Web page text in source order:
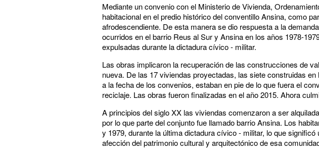
Mediante un convenio con el Ministerio de Vivienda,
habitacional en el predio histórico del conventillo Ansina, como
afrodescendiente. De esta manera se dio respuesta a la
ocurridos en el barrio Reus al Sur y Ansina en los años 1978-
expulsadas durante la dictadura cívico - militar.
Las obras implicaron la recuperación de las construcciones de
nueva. De las 17 viviendas proyectadas, las siete construidas
a la fecha de los convenios, estaban en pie de lo que fuera el
reciclaje. Las obras fueron finalizadas en el año 2015. Ahora
A principios del siglo XX las viviendas comenzaron a ser
por lo que parte del conjunto fue llamado barrio Ansina. Los
y 1979, durante la última dictadura cívico - militar, lo que
afección del patrimonio cultural y arquitectónico de esa